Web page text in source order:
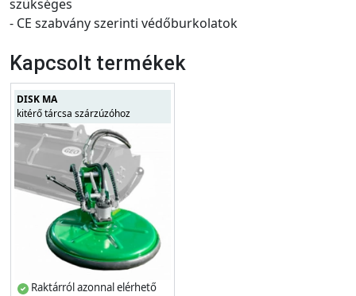
szükséges
- CE szabvány szerinti védőburkolatok
Kapcsolt termékek
DISK MA
kitérő tárcsa szárzúzóhoz
Raktárról azonnal elérhető